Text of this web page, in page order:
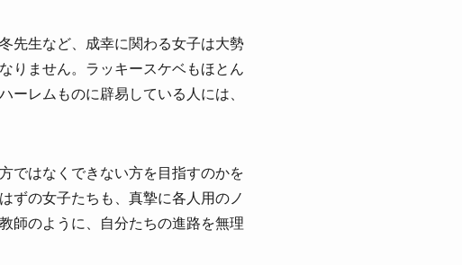
先生など、成幸に関わる女子は大勢
りません。ラッキースケベもほとん
レムものに辟易している人には、
ではなくできない方を目指すのかを
ずの女子たちも、真摯に各人用のノ
師のように、自分たちの進路を無理